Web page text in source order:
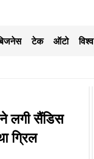
टेक ऑटो विश्व
लगी सैंडिस
ग्रिल